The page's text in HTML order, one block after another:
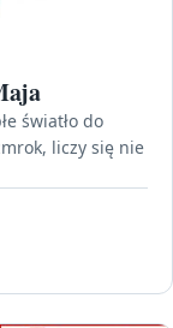
światło do
liczy się nie